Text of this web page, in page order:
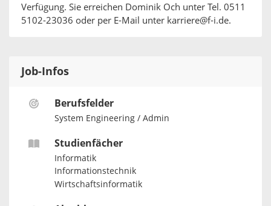
Verfügung. Sie erreichen Dominik Och unter Tel. 0511
5102-23036 oder per E-Mail unter karriere@f-i.de.
Job-Infos
Berufsfelder
System Engineering / Admin
Studienfächer
Informatik
Informationstechnik
Wirtschaftsinformatik